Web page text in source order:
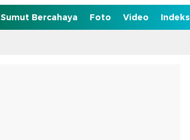
Sumut Bercahaya Foto Video Indeks